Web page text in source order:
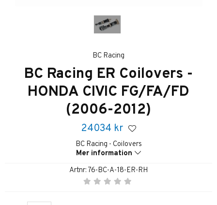
BC Racing
BC Racing ER Coilovers -
HONDA CIVIC FG/FA/FD
(2006-2012)
24034 kr
BC Racing - Coilovers
Mer information
Artnr: 76-BC-A-18-ER-RH